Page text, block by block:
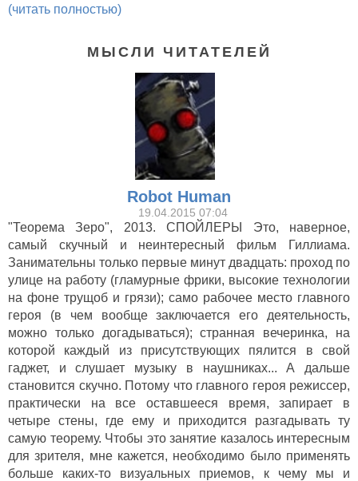
(читать полностью)
МЫСЛИ ЧИТАТЕЛЕЙ
Robot Human
19.04.2015 07:04
"Теорема Зеро", 2013. СПОЙЛЕРЫ Это, наверное,
самый скучный и неинтересный фильм Гиллиама.
Занимательны только первые минут двадцать: проход по
улице на работу (гламурные фрики, высокие технологии
на фоне трущоб и грязи); само рабочее место главного
героя (в чем вообще заключается его деятельность,
можно только догадываться); странная вечеринка, на
которой каждый из присутствующих пялится в свой
гаджет, и слушает музыку в наушниках... А дальше
становится скучно. Потому что главного героя режиссер,
практически на все оставшееся время, запирает в
четыре стены, где ему и приходится разгадывать ту
самую теорему. Чтобы это занятие казалось интересным
для зрителя, мне кажется, необходимо было применять
больше каких-то визуальных приемов, к чему мы и